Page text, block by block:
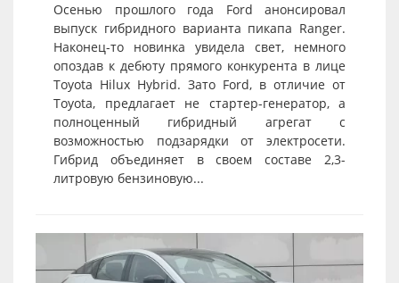
Осенью прошлого года Ford анонсировал
выпуск гибридного варианта пикапа Ranger.
Наконец-то новинка увидела свет, немного
опоздав к дебюту прямого конкурента в лице
Toyota Hilux Hybrid. Зато Ford, в отличие от
Toyota, предлагает не стартер-генератор, а
полноценный гибридный агрегат с
возможностью подзарядки от электросети.
Гибрид объединяет в своем составе 2,3-
литровую бензиновую...